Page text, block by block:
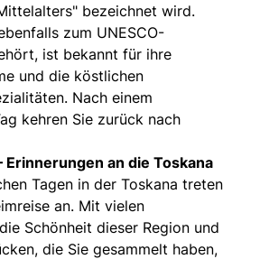
bezeichnet wird.
zum UNESCO-
ist bekannt für ihre
und die köstlichen
Nach einem
kehren Sie zurück nach
Erinnerungen an die Toskana
Tagen in der Toskana treten
an. Mit vielen
Schönheit dieser Region und
die Sie gesammelt haben,